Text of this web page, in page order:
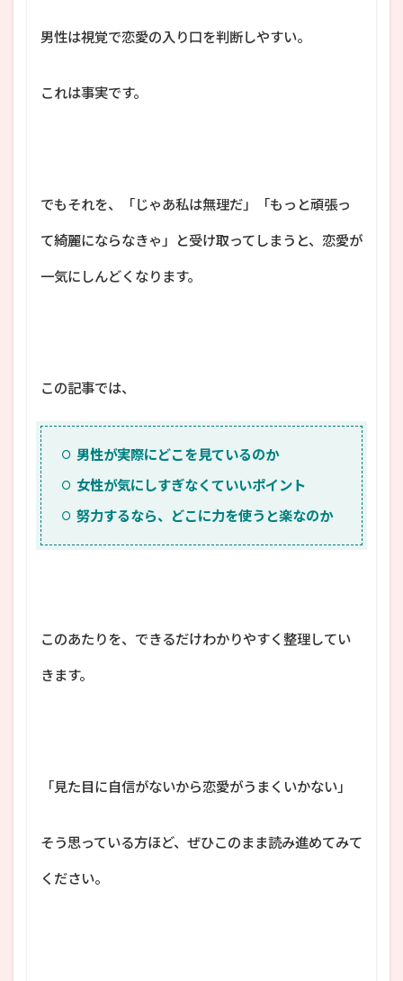
男性は視覚で恋愛の入り口を判断しやすい。
これは事実です。
でもそれを、「じゃあ私は無理だ」「もっと頑張っ
て綺麗にならなきゃ」と受け取ってしまうと、恋愛が
一気にしんどくなります。
この記事では、
男性が実際にどこを見ているのか
女性が気にしすぎなくていいポイント
努力するなら、どこに力を使うと楽なのか
このあたりを、できるだけわかりやすく整理してい
きます。
「見た目に自信がないから恋愛がうまくいかない」
そう思っている方ほど、ぜひこのまま読み進めてみて
ください。